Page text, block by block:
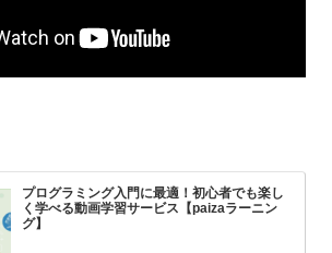
プログラミング入門に最適！初心者でも楽し
く学べる動画学習サービス【paizaラーニン
グ】